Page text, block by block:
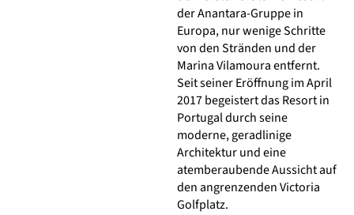
der Anantara-Gruppe in
Europa, nur wenige Schritte
von den Stränden und der
Marina Vilamoura entfernt.
Seit seiner Eröffnung im April
2017 begeistert das Resort in
Portugal durch seine
moderne, geradlinige
Architektur und eine
atemberaubende Aussicht auf
den angrenzenden Victoria
Golfplatz.